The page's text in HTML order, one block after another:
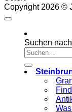
Copyright 2026 ©
Suchen